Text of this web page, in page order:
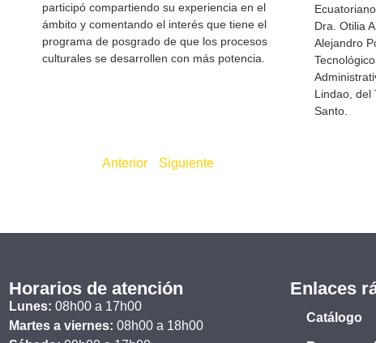
participó compartiendo su experiencia en el
ámbito y comentando el interés que tiene el
programa de posgrado de que los procesos
culturales se desarrollen con más potencia.
Dra. Otilia
Alejandro
Lindao, del
Santo.
Anterior Siguiente
Horarios de atención
Lunes: 08h00 a 17h00
Martes a viernes: 08h00 a 18h00
Enlaces
Catálogo